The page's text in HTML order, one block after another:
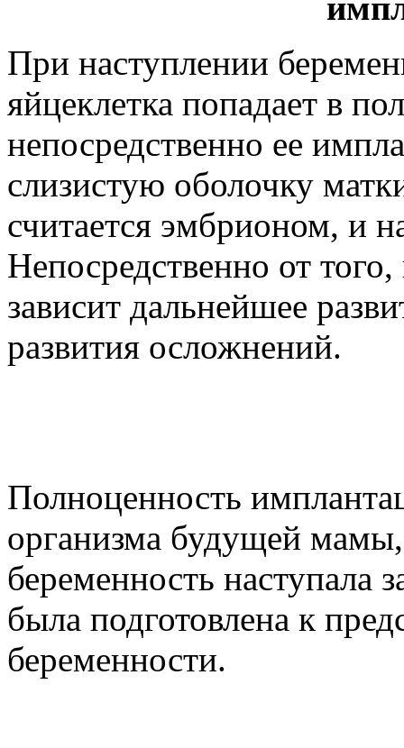
При наступлении
яйцеклетка попадает в
непосредственно ее
слизистую оболочку
считается эмбрионом, и
Непосредственно от
зависит дальнейшее
развития осложнений.
Полноценность
организма будущей
беременность наступала
была подготовлена к
беременности.